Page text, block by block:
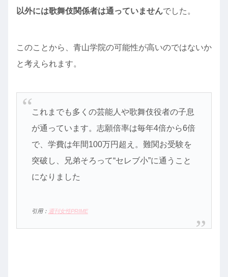
以外には歌舞伎関係者は通っていませんでした。
このことから、青山学院の可能性が高いのではないか
と考えられます。
これまでも多くの芸能人や歌舞伎役者の子息
が通っています。志願倍率は毎年4倍から6倍
で、学費は年間100万円超え。難関お受験を
突破し、兄弟そろって“セレブ小”に通うこと
になりました
引用： 週刊女性PRIME